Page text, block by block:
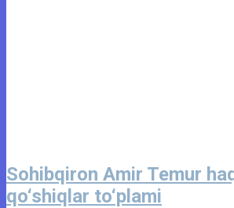
Sohibqiron Amir Temur
qo‘shiqlar to‘plami